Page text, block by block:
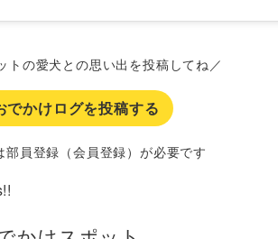
トの愛犬との思い出を投稿してね／
でかけログを投稿する
部員登録（会員登録）が必要です